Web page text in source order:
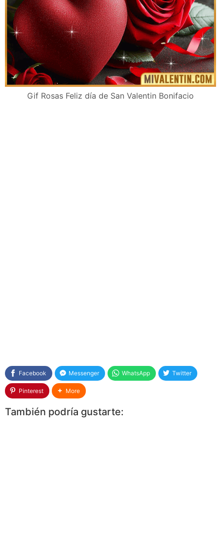
Gif Rosas Feliz día de San Valentin Bonifacio
Facebook Messenger WhatsApp Twitter
Pinterest More
También podría gustarte: